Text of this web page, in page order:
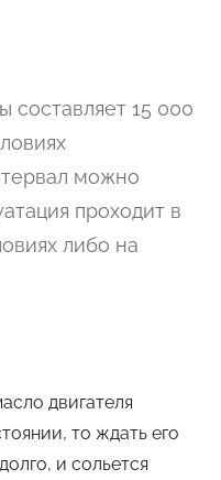
составляет 15 000
можно
проходит в
либо на
двигателя
то ждать его
и сольется